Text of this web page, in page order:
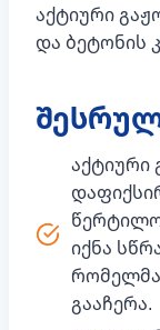
აქტიური
და ბეტონის
აქტიური
იქნა
გააჩერა.